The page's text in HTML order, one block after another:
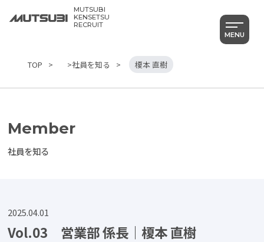
MUTSUBI
KENSETSU
RECRUIT
MENU
TOP >社員を知る 榎本 直樹
Member
社員を知る
2025.04.01
Vol.03 営業部 係長｜榎本 直樹